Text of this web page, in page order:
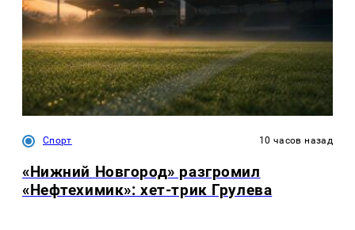
Спорт 10 часов назад
«Нижний Новгород» разгромил
«Нефтехимик»: хет-трик Грулева